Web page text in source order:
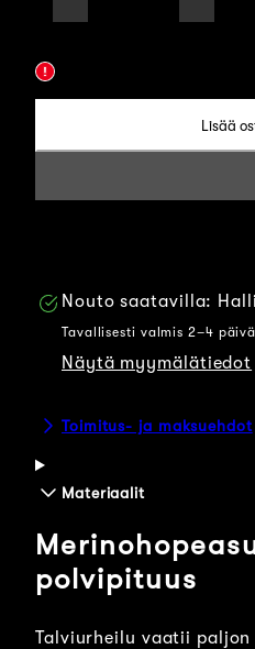
polvisukka
Lisää
Nouto saatavilla:
Tavallisesti valmis 2–4
Näytä myymälätiedot
Toimitus- ja maksuehdot
Materiaalit
polvipituus
Talviurheilu vaatii